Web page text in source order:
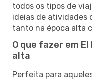
todos os tipos de
ideias de atividades
tanto na época alta
O que fazer em
alta
Perfeita para